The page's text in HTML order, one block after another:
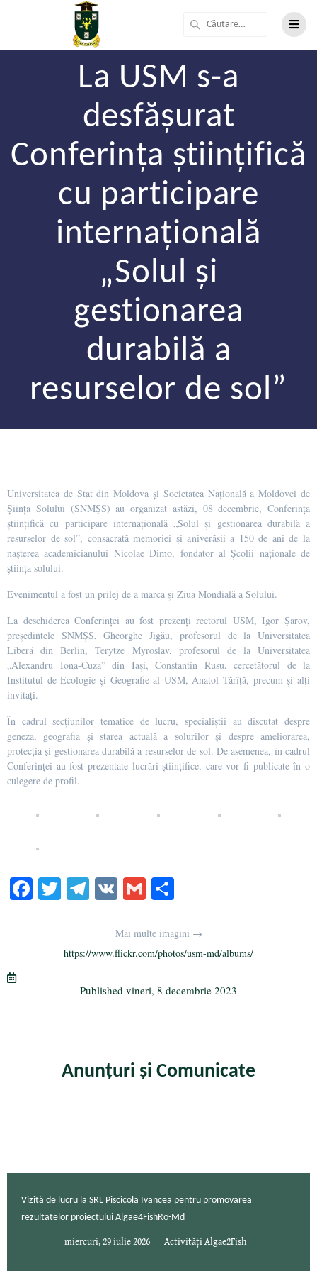
La USM s-a
desfășurat
Conferința științifică
cu participare
internațională
„Solul și
gestionarea
durabilă a
resurselor de sol”
Universitatea de Stat din Moldova și Societatea Națională a Moldovei de
Șiința Solului (SNMȘS) au organizat astăzi, 08 decembrie, Conferința
științifică cu participare internațională „Solul și gestionarea durabilă a
resurselor de sol”, consacrată memoriei și aniverăsii a 150 de ani de la
nașterea academicianului Nicolae Dimo, fondator al Școlii naționale de
știința solului.
Evenimentul a fost un prilej de a marca și Ziua Mondială a Solului.
La deschiderea Conferinței au fost prezenți rectorul USM, Igor Șarov,
președintele SNMȘS, Gheorghe Jigău, profesorul de la Universitatea
Liberă din Berlin, Terytze Myroslav, profesorul de la Universitatea
„Alexandru Iona-Cuza” din Iași, Constantin Rusu, cercetătorul de la
Institutul de Ecologie și Geografie al USM, Anatol Tărîță, precum și alți
invitați.
În cadrul secțiunilor tematice de lucru, specialiștii au discutat despre
geneza, geografia și starea actuală a solurilor și despre ameliorarea,
protecția și gestionarea durabilă a resurselor de sol. De asemenea, în cadrul
Conferinței au fost prezentate lucrări științifice, care vor fi publicate în o
culegere de profil.
Fa T
r
Te
a
m
V G
ailaj
ea
Mai multe imagini →
https://www.flickr.com/photos/usm-md/albums/
Published vineri, 8 decembrie 2023
Anunțuri și Comunicate
Vizită de lucru la SRL Piscicola Ivancea pentru promovarea
rezultatelor proiectului Algae4FishRo-Md
miercuri, 29 iulie 2026 Activități Algae2Fish